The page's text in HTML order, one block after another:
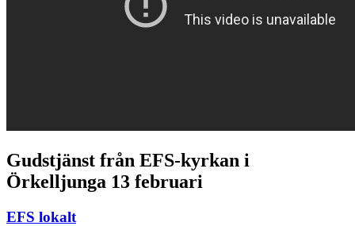
Gudstjänst från EFS-kyrkan i
Örkelljunga 13 februari
EFS lokalt